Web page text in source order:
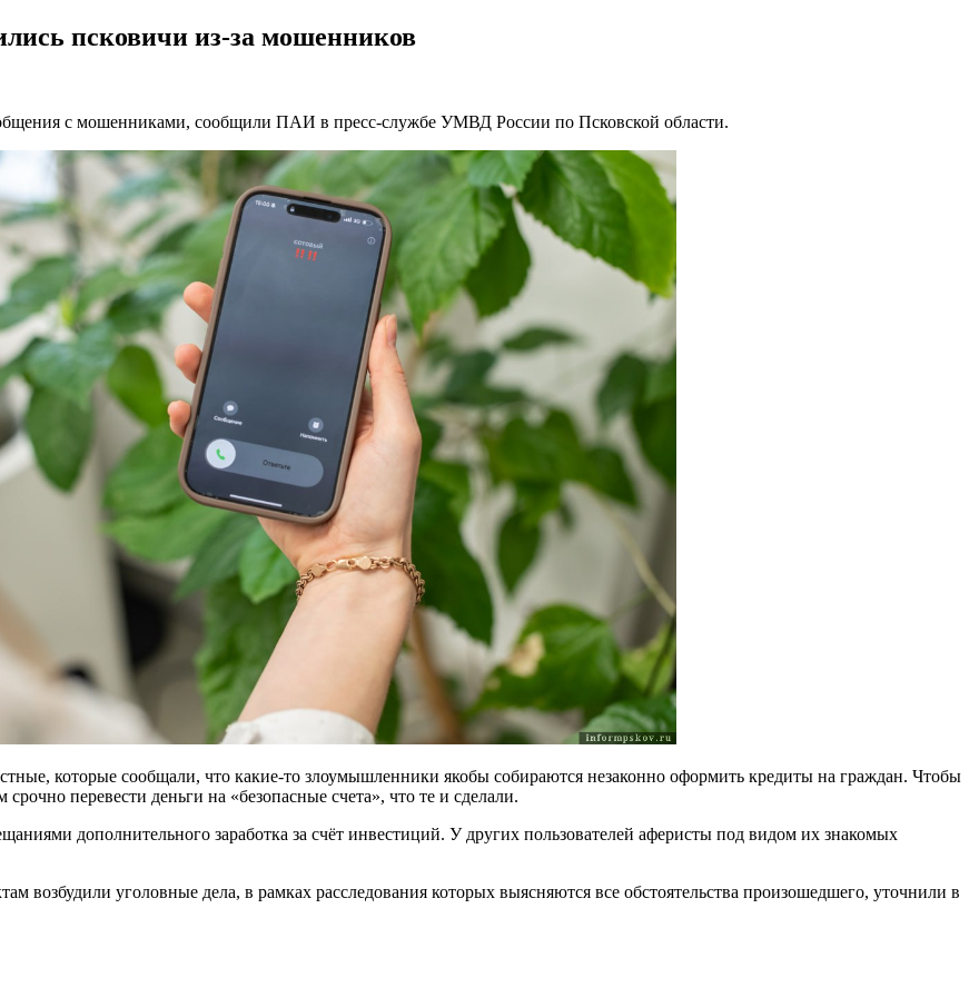
псковичи из-за мошенников
с мошенниками, сообщили ПАИ в пресс-службе УМВД России по Псковской области.
которые сообщали, что какие-то злоумышленники якобы собираются незаконно оформить кредиты на граждан. Чтобы
перевести деньги на «безопасные счета», что те и сделали.
дополнительного заработка за счёт инвестиций. У других пользователей аферисты под видом их знакомых
уголовные дела, в рамках расследования которых выясняются все обстоятельства произошедшего, уточнили в